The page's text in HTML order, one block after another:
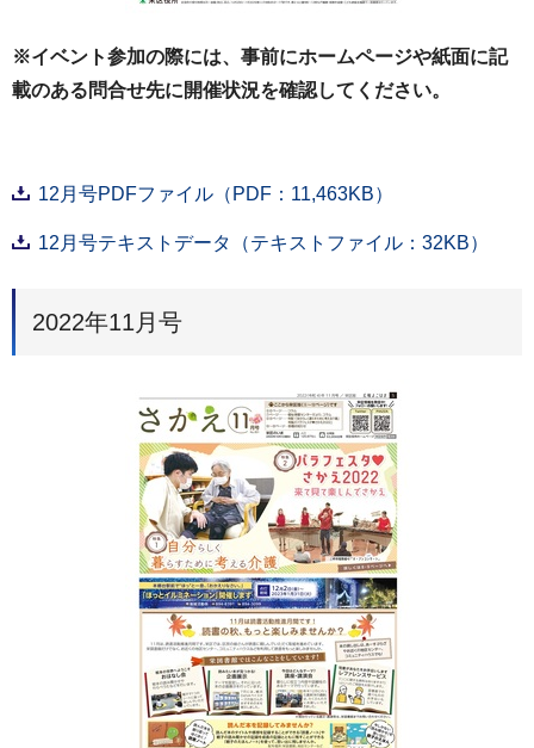
※イベント参加の際には、事前にホームページや紙面に記
載のある問合せ先に開催状況を確認してください。
12月号PDFファイル（PDF：11,463KB）
12月号テキストデータ（テキストファイル：32KB）
2022年11月号